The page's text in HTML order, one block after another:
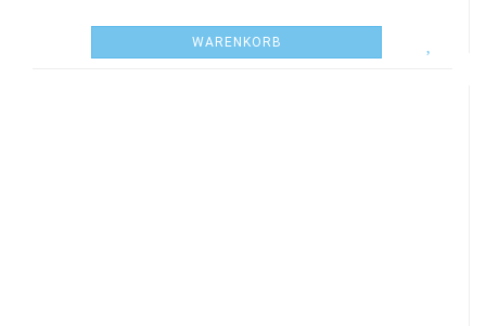
WARENKORB